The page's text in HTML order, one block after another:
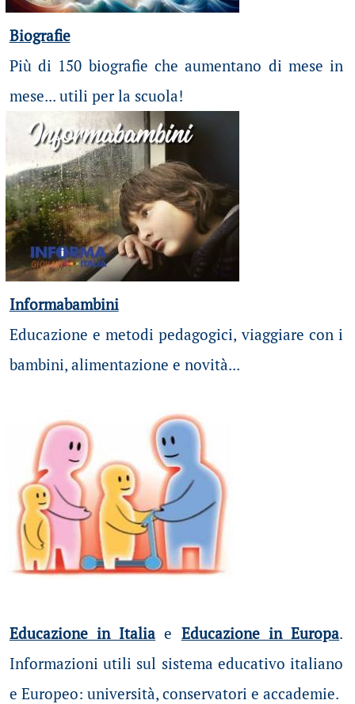
Biografie
Più di 150 biografie che aumentano di mese in
mese... utili per la scuola!
Informabambini
Educazione e metodi pedagogici, viaggiare con i
bambini, alimentazione e novità...
Educazione in Italia e Educazione in Europa.
Informazioni utili sul sistema educativo italiano
e Europeo: università, conservatori e accademie.